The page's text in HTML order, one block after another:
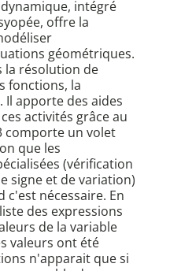
intégré
offre la
géométriques.
la résolution de
fonctions, la
apporte des aides
activités grâce au
comporte un volet
que les
(vérification
signe et de variation)
nécessaire. En
des expressions
de la variable
valeurs ont été
n'apparait que si